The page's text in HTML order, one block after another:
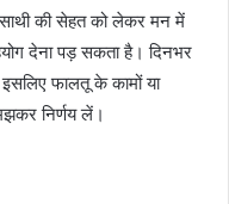
की सेहत को लेकर मन में
देना पड़ सकता है। दिनभर
फालतू के कामों या
निर्णय लें।